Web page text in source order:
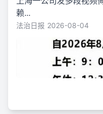
赖...
法治日报 2026-08-04